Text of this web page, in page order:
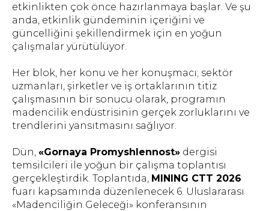
etkinlikten çok önce hazırlanmaya başlar. Ve şu
anda, etkinlik gündeminin içeriğini ve
güncelliğini şekillendirmek için en yoğun
çalışmalar yürütülüyor.
Her blok, her konu ve her konuşmacı; sektör
uzmanları, şirketler ve iş ortaklarının titiz
çalışmasının bir sonucu olarak, programın
madencilik endüstrisinin gerçek zorluklarını ve
trendlerini yansıtmasını sağlıyor.
Dün, «Gornaya Promyshlennost» dergisi
temsilcileri ile yoğun bir çalışma toplantısı
gerçekleştirdik. Toplantıda, MINING CTT 2026
fuarı kapsamında düzenlenecek 6. Uluslararası
«Madenciliğin Geleceği» konferansının